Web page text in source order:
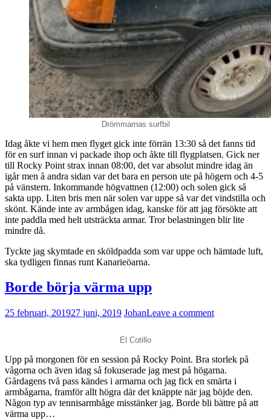
Drömmarnas surfbil
Idag åkte vi hem men flyget gick inte förrän 13:30 så det fanns tid
för en surf innan vi packade ihop och åkte till flygplatsen. Gick ner
till Rocky Point strax innan 08:00, det var absolut mindre idag än
igår men å andra sidan var det bara en person ute på högern och 4-5
på vänstern. Inkommande högvattnen (12:00) och solen gick så
sakta upp. Liten bris men när solen var uppe så var det vindstilla och
skönt. Kände inte av armbågen idag, kanske för att jag försökte att
inte paddla med helt utsträckta armar. Tror belastningen blir lite
mindre då.
Tyckte jag skymtade en sköldpadda som var uppe och hämtade luft,
ska tydligen finnas runt Kanarieöarna.
Borde börja värma upp
25 februari, 201927 juni, 2019 JohanLeave a comment
El Cotillo
Upp på morgonen för en session på Rocky Point. Bra storlek på
vågorna och även idag så fokuserade jag mest på högarna.
Gårdagens två pass kändes i armarna och jag fick en smärta i
armbågarna, framför allt högra där det knäppte när jag böjde den.
Någon typ av tennisarmbåge misstänker jag. Borde bli bättre på att
värma upp…